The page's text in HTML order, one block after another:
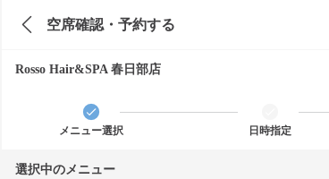
空席確認・予約する
Rosso Hair&SPA 春日部店
メニュー選択 日時指定
選択中のメニュー